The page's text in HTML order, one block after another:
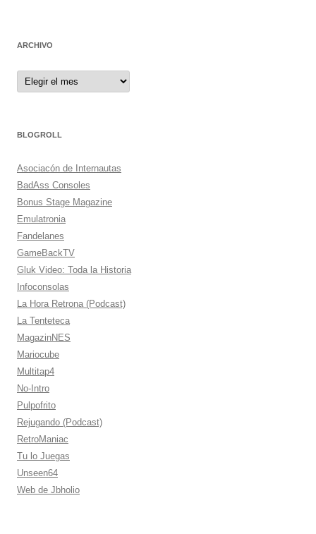
ARCHIVO
Archivo
BLOGROLL
Asociacón de Internautas
BadAss Consoles
Bonus Stage Magazine
Emulatronia
Fandelanes
GameBackTV
Gluk Video: Toda la Historia
Infoconsolas
La Hora Retrona (Podcast)
La Tenteteca
MagazinNES
Mariocube
Multitap4
No-Intro
Pulpofrito
Rejugando (Podcast)
RetroManiac
Tu lo Juegas
Unseen64
Web de Jbholio